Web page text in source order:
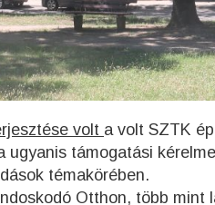
volt a volt SZTK
ugyanis támogatási
témakörében.
Otthon, több mint